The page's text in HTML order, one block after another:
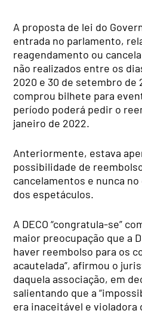
A proposta de lei do
entrada no parlamento,
reagendamento ou
não realizados entre os
2020 e 30 de setembro de
comprou bilhete para
período poderá pedir o
janeiro de 2022.
Anteriormente, estava
possibilidade de
cancelamentos e nunca
dos espetáculos.
A DECO “congratula-se”
maior preocupação que a
haver reembolso para os
acautelada”, afirmou o
daquela associação, em
salientando que a
era inaceitável e violadora